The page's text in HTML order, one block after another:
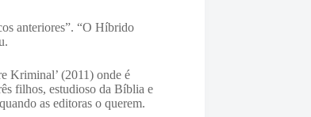
anteriores”. “O Híbrido
Kriminal’ (2011) onde é
filhos, estudioso da Bíblia e
as editoras o querem.